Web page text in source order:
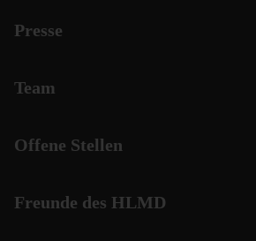
Presse
Team
Offene Stellen
Freunde des HLMD